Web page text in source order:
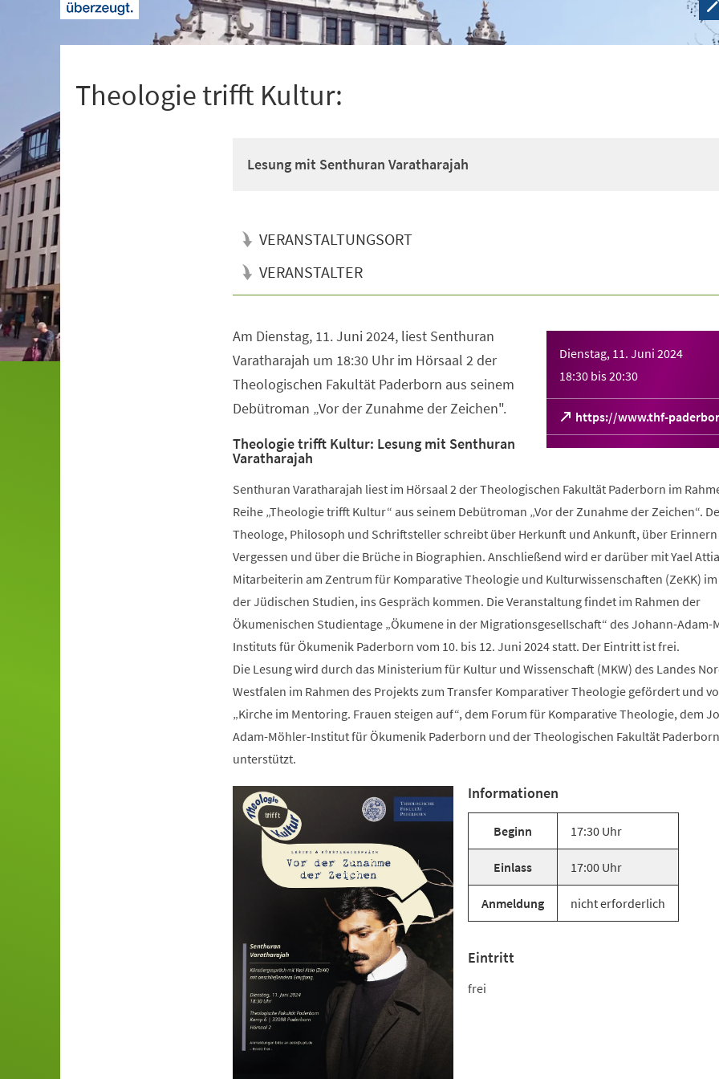
Theologie trifft Kultur:
Lesung mit Senthuran Varatharajah
VERANSTALTUNGSORT
VERANSTALTER
Dienstag, 11. Juni 2024
18:30 bis20:30
https://www.thf-
(Öffnet
in
einem
Tab)
Am Dienstag, 11. Juni 2024, liest Senthuran
Varatharajah um 18:30 Uhr im Hörsaal 2 der
Theologischen Fakultät Paderborn aus seinem
Debütroman „Vor der Zunahme der Zeichen".
Theologie trifft Kultur: Lesung mit Senthuran
Varatharajah
Senthuran Varatharajah liest im Hörsaal 2 der Theologischen Fakultät Paderborn im
Reihe „Theologie trifft Kultur“ aus seinem Debütroman „Vor der Zunahme der Zeichen“.
Theologe, Philosoph und Schriftsteller schreibt über Herkunft und Ankunft, über
Vergessen und über die Brüche in Biographien. Anschließend wird er darüber mit Yael
Mitarbeiterin am Zentrum für Komparative Theologie und Kulturwissenschaften (ZeKK)
der Jüdischen Studien, ins Gespräch kommen. Die Veranstaltung findet im Rahmen der
Ökumenischen Studientage „Ökumene in der Migrationsgesellschaft“ des Johann-Adam-
Instituts für Ökumenik Paderborn vom 10. bis 12. Juni 2024 statt. Der Eintritt ist frei.
Die Lesung wird durch das Ministerium für Kultur und Wissenschaft (MKW) des Landes
Westfalen im Rahmen des Projekts zum Transfer Komparativer Theologie gefördert und
„Kirche im Mentoring. Frauen steigen auf“, dem Forum für Komparative Theologie, dem
Adam-Möhler-Institut für Ökumenik Paderborn und der Theologischen Fakultät Paderborn
unterstützt.
Informationen
Beginn 17:30 Uhr
Einlass 17:00 Uhr
Anmeldung nicht erforderlich
Eintritt
frei